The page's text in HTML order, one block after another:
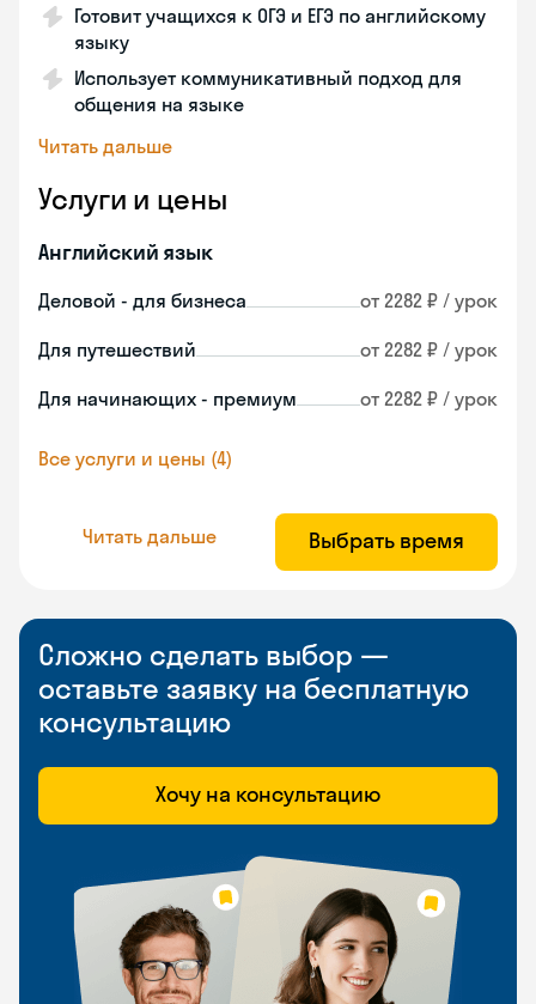
Готовит учащихся к ОГЭ и ЕГЭ по английскому
языку
Использует коммуникативный подход для
общения на языке
Читать дальше
Услуги и цены
Английский язык
Деловой - для бизнеса от 2282 ₽ / урок
Для путешествий от 2282 ₽ / урок
Для начинающих - премиум от 2282 ₽ / урок
Все услуги и цены (4)
Читать дальше Выбрать время
Сложно сделать выбор —
оставьте заявку на бесплатную
консультацию
Хочу на консультацию